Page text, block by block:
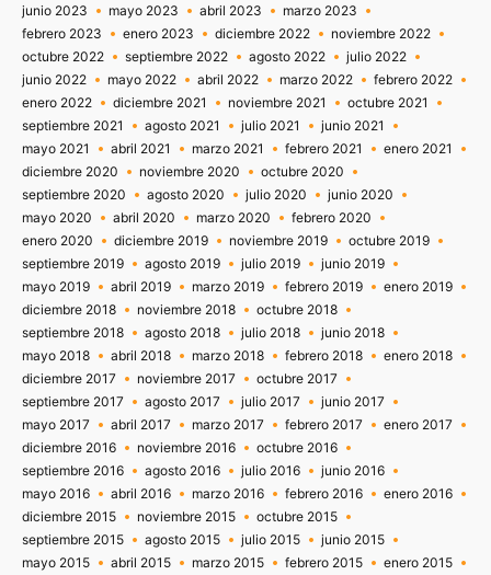
junio 2023
mayo 2023 abril 2023
marzo 2023
febrero 2023
enero 2023 diciembre 2022
noviembre 2022
octubre 2022
septiembre 2022 agosto 2022
julio 2022
junio 2022
mayo 2022 abril 2022 marzo 2022
febrero 2022
enero 2022
diciembre 2021 noviembre 2021
octubre 2021
septiembre 2021
agosto 2021 julio 2021
junio 2021
mayo 2021
abril 2021 marzo 2021 febrero 2021
enero 2021
diciembre 2020
noviembre 2020
octubre 2020
septiembre 2020
agosto 2020 julio 2020
junio 2020
mayo 2020
abril 2020 marzo 2020
febrero 2020
enero 2020
diciembre 2019 noviembre 2019
octubre 2019
septiembre 2019
agosto 2019 julio 2019
junio 2019
mayo 2019
abril 2019 marzo 2019 febrero 2019
enero 2019
diciembre 2018
noviembre 2018
octubre 2018
septiembre 2018
agosto 2018 julio 2018
junio 2018
mayo 2018
abril 2018 marzo 2018 febrero 2018
enero 2018
diciembre 2017
noviembre 2017
octubre 2017
septiembre 2017
agosto 2017 julio 2017
junio 2017
mayo 2017
abril 2017 marzo 2017 febrero 2017
enero 2017
diciembre 2016
noviembre 2016
octubre 2016
septiembre 2016
agosto 2016 julio 2016
junio 2016
mayo 2016
abril 2016 marzo 2016 febrero 2016
enero 2016
diciembre 2015
noviembre 2015
octubre 2015
septiembre 2015
agosto 2015 julio 2015
junio 2015
mayo 2015
abril 2015 marzo 2015 febrero 2015 enero 2015